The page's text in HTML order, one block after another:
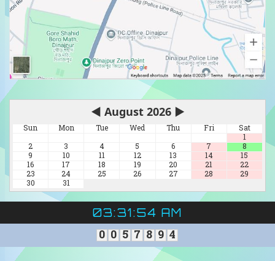
◀ August 2026 ▶
Sun Mon Tue Wed Thu Fri
Sat
1
2
3 4 5 6 7
8
9
10 11 12 13 14
15
16
17 18 19 20 21
22
23
24 25 26 27 28
29
30
31
03:31:54 AM
0 0 5 7 8 9 4